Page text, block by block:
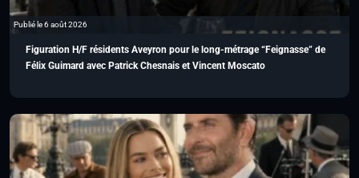
Publié le 6 août 2026
Figuration H/F résidents Aveyron pour le long-métrage “Feignasse” de
Félix Guimard avec Patrick Chesnais et Vincent Moscato